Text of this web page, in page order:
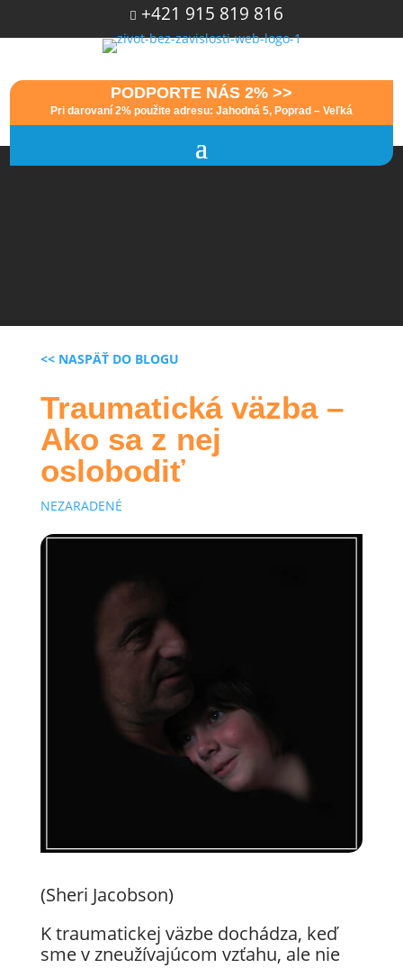
 +421 915 819 816
PODPORTE NÁS 2% >>
Pri darovaní 2% použite adresu: Jahodná 5, Poprad – Veľká
<< NASPÄŤ DO BLOGU
Traumatická väzba –
Ako sa z nej
oslobodiť
NEZARADENÉ
(Sheri Jacobson)
K traumatickej väzbe dochádza, keď
sme v zneužívajúcom vzťahu, ale nie